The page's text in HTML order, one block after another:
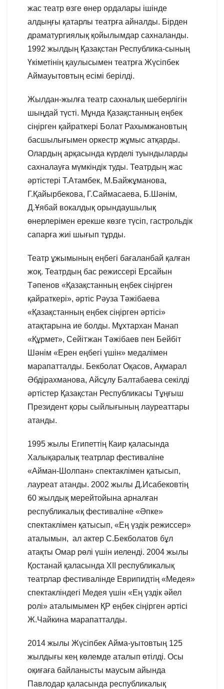
жас театр өзге өнер ордалары ішінде
алдыңғы қатарлы театрға айналды. Бірден
драматургиялық қойылымдар сахналанды.
1992 жылдың Қазақстан Республика-сының
Үкіметінің қаулысымен театрға Жүсіпбек
Аймауытовтың есімі берілді.
Жылдан-жылға театр сахналық шеберлігін
шыңдай түсті. Мұнда Қазақстанның еңбек
сіңірген қайраткері Болат Рахымжановтың
басшылығымен оркестр жұмыс атқарды.
Олардың арқасында күрделі туындыларды
сахналауға мүмкіндік туды. Театрдың жас
әртістері Т.Атамбек, М.Байжұманова,
Г.Қайырбекова, Г.Саймасаева, Б.Шәнім,
Д.Ұябай вокалдық орындаушылық
өнерлерімен ерекше көзге түсіп, гастрольдік
сапарға жиі шығып тұрды.
Театр ұжымының еңбегі бағаланбай қалған
жоқ. Театрдың бас режиссері Ерсайын
Тәпенов «Қазақстанның еңбек сіңірген
қайраткері», әртіс Рәуза Тәжібаева
«Қазақстанның еңбек сіңірген әртісі»
атақтарына ие болды. Мұхтархан Манап
«Құрмет», Сейітжан Тәжібаев пен Бейбіт
Шәнім «Ерен еңбегі үшін» медалімен
марапатталды. Бекболат Оқасов, Ақмарал
Әбдірахманова, Айсұлу Балтабаева секілді
әртістер Қазақстан Республикасы Тұңғыш
Президент қоры сыйлығының лауреаттары
атанды.
1995 жылы Египеттің Каир қаласында
Халықаралық театрлар фестиваліне
«Айман-Шолпан» спектаклімен қатысып,
лауреат атанды. 2002 жылы Д.Исабековтің
60 жылдық мерейтойына арналған
республикалық фестиваліне «Әпке»
спектаклімен қатысып, «Ең үздік режиссер»
аталымын, ал актер С.Бекболатов бұл
атақты Омар рөлі үшін иеленді. 2004 жылы
Қостанай қаласында ХІІ республикалық
театрлар фестивалінде Еврипидтің «Медея»
спектакліндегі Медея үшін «Ең үздік әйел
ролі» аталымымен ҚР еңбек сіңірген әртісі
Ж.Чайкина марапатталды.
2014 жылы Жүсіпбек Айма-уытовтың 125
жылдығы кең көлемде аталып өтілді. Осы
оқиғаға байланысты маусым айында
Павлодар қаласында республикалық